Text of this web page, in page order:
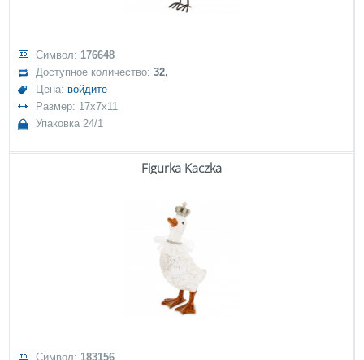
Символ: 176648
Доступное количество:32,
Цена: войдите
Размер: 17x7x11
Упаковка 24/1
Figurka Kaczka
Символ: 183156